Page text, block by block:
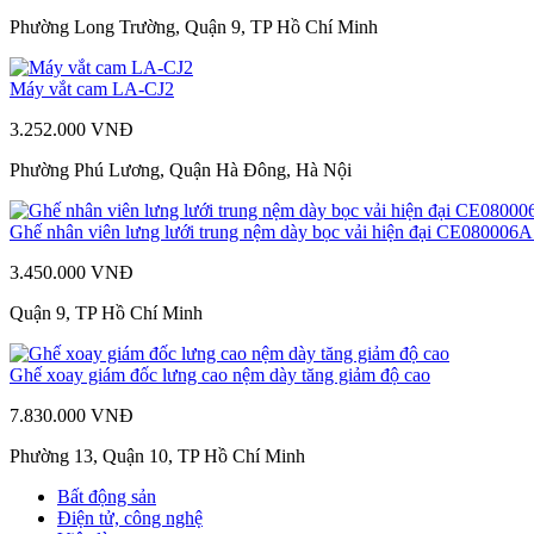
Phường Long Trường, Quận 9, TP Hồ Chí Minh
Máy vắt cam LA-CJ2
3.252.000 VNĐ
Phường Phú Lương, Quận Hà Đông, Hà Nội
Ghế nhân viên lưng lưới trung nệm dày bọc vải hiện đại
3.450.000 VNĐ
Quận 9, TP Hồ Chí Minh
Ghế xoay giám đốc lưng cao nệm dày tăng giảm độ cao
7.830.000 VNĐ
Phường 13, Quận 10, TP Hồ Chí Minh
Bất động sản
Điện tử, công nghệ